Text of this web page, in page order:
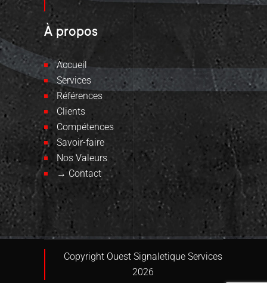
À propos
Accueil
Services
Références
Clients
Compétences
Savoir-faire
Nos Valeurs
→ Contact
Copyright Ouest Signaletique Services
2026